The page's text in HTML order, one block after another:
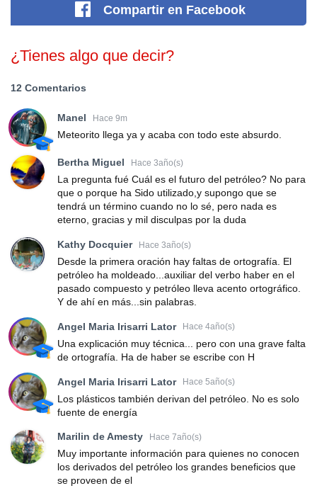
Compartir en Facebook
¿Tienes algo que decir?
12 Comentarios
Manel Hace 9m
Meteorito llega ya y acaba con todo este absurdo.
Bertha Miguel Hace 3año(s)
La pregunta fué Cuál es el futuro del petróleo? No para
que o porque ha Sido utilizado,y supongo que se
tendrá un término cuando no lo sé, pero nada es
eterno, gracias y mil disculpas por la duda
Kathy Docquier Hace 3año(s)
Desde la primera oración hay faltas de ortografía. El
petróleo ha moldeado...auxiliar del verbo haber en el
pasado compuesto y petróleo lleva acento ortográfico.
Y de ahí en más...sin palabras.
Angel Maria Irisarri Lator Hace 4año(s)
Una explicación muy técnica... pero con una grave falta
de ortografía. Ha de haber se escribe con H
Angel Maria Irisarri Lator Hace 5año(s)
Los plásticos también derivan del petróleo. No es solo
fuente de energía
Marilin de Amesty Hace 7año(s)
Muy importante información para quienes no conocen
los derivados del petróleo los grandes beneficios que
se proveen de el